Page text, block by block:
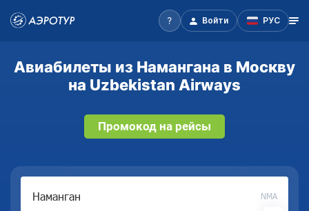
Войти РУС
Авиабилеты из Намангана в Москву
на Uzbekistan Airways
Промокод на рейсы
NMA